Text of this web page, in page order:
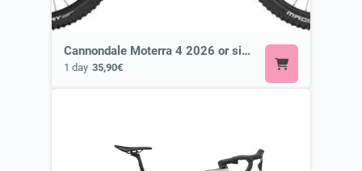
Cannondale Moterra 4 2026 or similar ⚡ E-MTB
1 day 35,90€